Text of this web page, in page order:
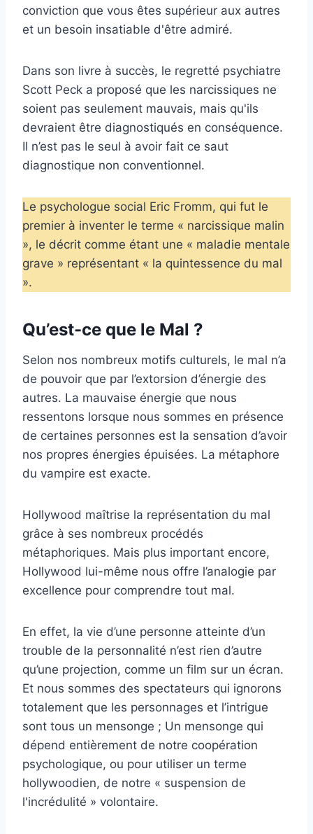
conviction que vous êtes supérieur aux autres
et un besoin insatiable d'être admiré.
Dans son livre à succès, le regretté psychiatre
Scott Peck a proposé que les narcissiques ne
soient pas seulement mauvais, mais qu'ils
devraient être diagnostiqués en conséquence.
Il n’est pas le seul à avoir fait ce saut
diagnostique non conventionnel.
Le psychologue social Eric Fromm, qui fut le
premier à inventer le terme « narcissique malin
», le décrit comme étant une « maladie mentale
grave » représentant « la quintessence du mal
».
Qu’est-ce que le Mal ?
Selon nos nombreux motifs culturels, le mal n’a
de pouvoir que par l’extorsion d’énergie des
autres. La mauvaise énergie que nous
ressentons lorsque nous sommes en présence
de certaines personnes est la sensation d’avoir
nos propres énergies épuisées. La métaphore
du vampire est exacte.
Hollywood maîtrise la représentation du mal
grâce à ses nombreux procédés
métaphoriques. Mais plus important encore,
Hollywood lui-même nous offre l’analogie par
excellence pour comprendre tout mal.
En effet, la vie d’une personne atteinte d’un
trouble de la personnalité n’est rien d’autre
qu’une projection, comme un film sur un écran.
Et nous sommes des spectateurs qui ignorons
totalement que les personnages et l’intrigue
sont tous un mensonge ; Un mensonge qui
dépend entièrement de notre coopération
psychologique, ou pour utiliser un terme
hollywoodien, de notre « suspension de
l'incrédulité » volontaire.